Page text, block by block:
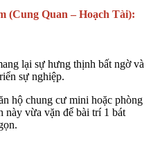
(Cung Quan – Hoạch Tài):
lại sự hưng thịnh bất ngờ và
sự nghiệp.
hộ chung cư mini hoặc phòng
này vừa vặn để bài trí 1 bát